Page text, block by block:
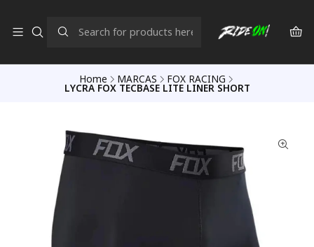
Home MARCAS FOX RACING
LYCRA FOX TECBASE LITE LINER SHORT